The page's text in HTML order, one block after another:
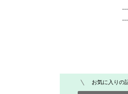
お気に入りの